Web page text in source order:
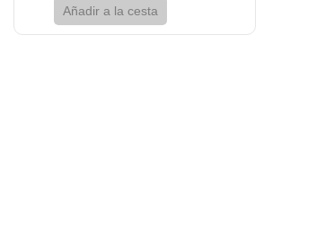
Añadir a la cesta